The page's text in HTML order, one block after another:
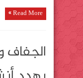
Read More »
الجفاف